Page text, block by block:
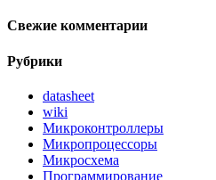
Свежие комментарии
Рубрики
datasheet
wiki
Микроконтроллеры
Микропроцессоры
Микросхема
Программирование